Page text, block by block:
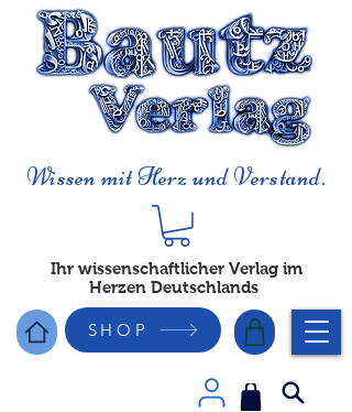
Wissen mit Herz und Verstand.
Ihr wissenschaftlicher Verlag im
Herzen Deutschlands
SHOP